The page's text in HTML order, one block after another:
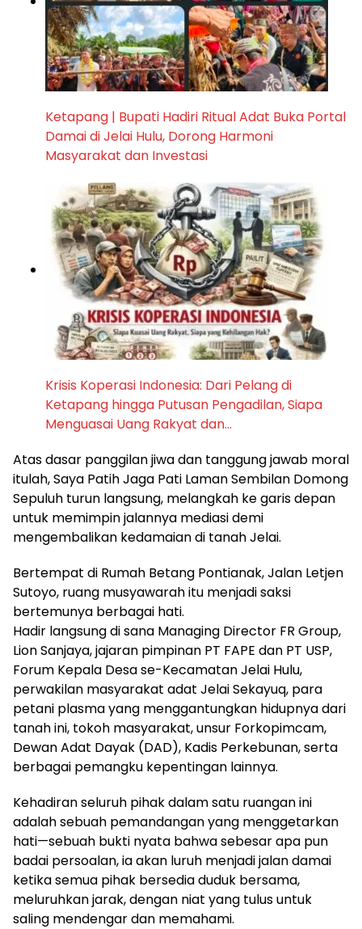
Ketapang | Bupati Hadiri Ritual Adat Buka Portal
Damai di Jelai Hulu, Dorong Harmoni
Masyarakat dan Investasi
Krisis Koperasi Indonesia: Dari Pelang di
Ketapang hingga Putusan Pengadilan, Siapa
Menguasai Uang Rakyat dan…
Atas dasar panggilan jiwa dan tanggung jawab moral
itulah, Saya Patih Jaga Pati Laman Sembilan Domong
Sepuluh turun langsung, melangkah ke garis depan
untuk memimpin jalannya mediasi demi
mengembalikan kedamaian di tanah Jelai.
Bertempat di Rumah Betang Pontianak, Jalan Letjen
Sutoyo, ruang musyawarah itu menjadi saksi
bertemunya berbagai hati.
Hadir langsung di sana Managing Director FR Group,
Lion Sanjaya, jajaran pimpinan PT FAPE dan PT USP,
Forum Kepala Desa se-Kecamatan Jelai Hulu,
perwakilan masyarakat adat Jelai Sekayuq, para
petani plasma yang menggantungkan hidupnya dari
tanah ini, tokoh masyarakat, unsur Forkopimcam,
Dewan Adat Dayak (DAD), Kadis Perkebunan, serta
berbagai pemangku kepentingan lainnya.
Kehadiran seluruh pihak dalam satu ruangan ini
adalah sebuah pemandangan yang menggetarkan
hati—sebuah bukti nyata bahwa sebesar apa pun
badai persoalan, ia akan luruh menjadi jalan damai
ketika semua pihak bersedia duduk bersama,
meluruhkan jarak, dengan niat yang tulus untuk
saling mendengar dan memahami.